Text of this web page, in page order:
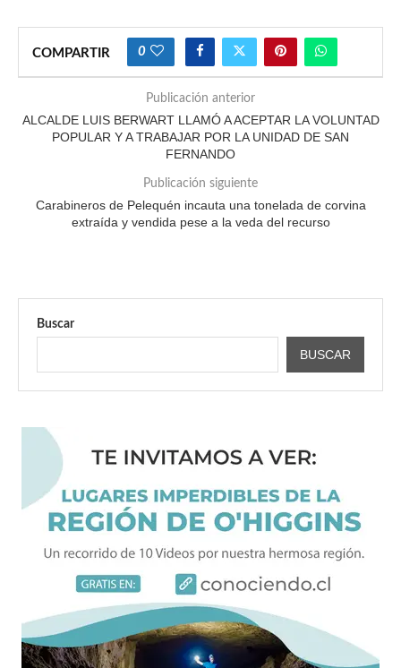
COMPARTIR 0
Publicación anterior
ALCALDE LUIS BERWART LLAMÓ A ACEPTAR LA VOLUNTAD
POPULAR Y A TRABAJAR POR LA UNIDAD DE SAN
FERNANDO
Publicación siguiente
Carabineros de Pelequén incauta una tonelada de corvina
extraída y vendida pese a la veda del recurso
Buscar
BUSCAR